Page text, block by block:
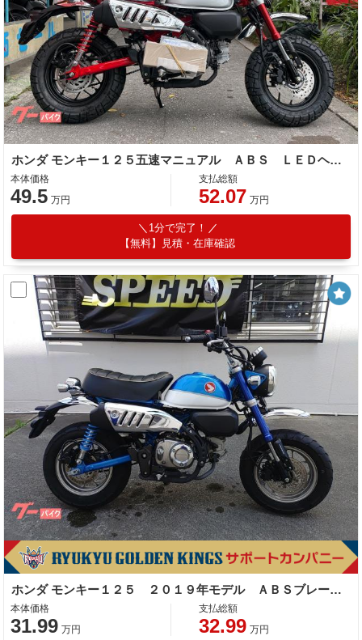
ホンダ モンキー１２５五速マニュアル ＡＢＳ ＬＥＤヘッドライト チェック柄シート
本体価格
49.5 万円
支払総額
52.07 万円
1分で完了！
【無料】見積・在庫確認
ホンダ モンキー１２５ ２０１９年モデル ＡＢＳブレーキ スペアキー
本体価格
31.99 万円
支払総額
32.99 万円